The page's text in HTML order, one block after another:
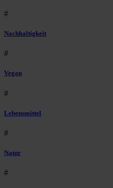
#
Nachhaltigkeit
#
Vegan
#
Lebensmittel
#
Natur
#